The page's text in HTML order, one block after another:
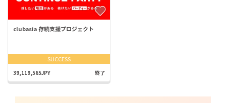
clubasia 存続支援プロジェクト
SUCCESS
39,119,565JPY 終了